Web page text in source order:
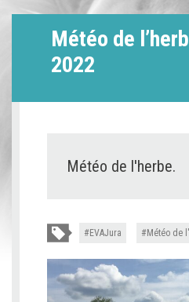
Météo de
2022
Météo de l'herbe.
EVAJura Météo de